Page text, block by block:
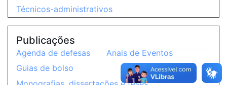
Técnicos-administrativos
Publicações
Agenda de defesas
Anais de Eventos
Guias de bolso